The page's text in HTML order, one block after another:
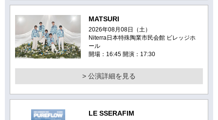
MATSURI
2026年08月08日（土）
Niterra日本特殊陶業市民会館 ビレッジホ
ール
開場：16:45 開演：17:30
> 公演詳細を見る
LE SSERAFIM